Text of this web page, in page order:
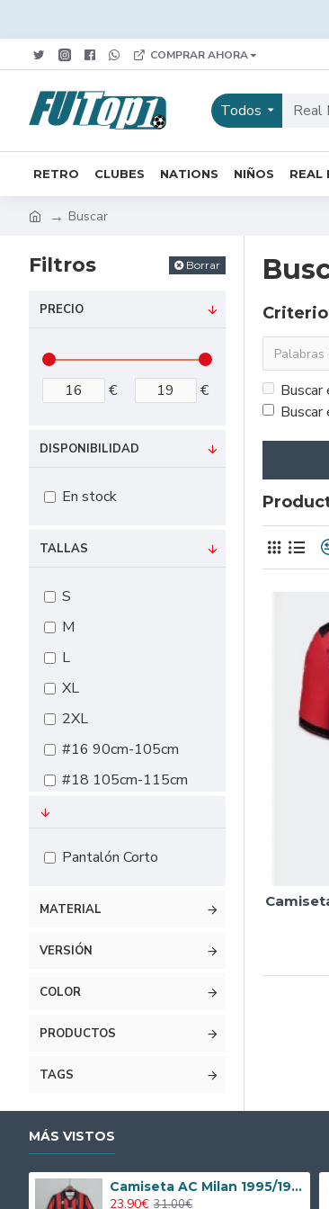
COMPRAR AHORA
Todos
RETRO CLUBES NATIONS NIÑOS REAL
Buscar
Filtros Borrar
PRECIO
€ €
MATERIAL
VERSIÓN
COLOR
PRODUCTOS
TALLAS
S
M
L
XL
2XL
#16 90cm-105cm
#18 105cm-115cm
#26 145cm-155cm
Pantalón Corto
TAGS
DISPONIBILIDAD
En stock
Buscar
Buscar
MÁS VISTOS
Camiseta AC Milan 1995/1996 Local Retro
23.90€ 31.00€